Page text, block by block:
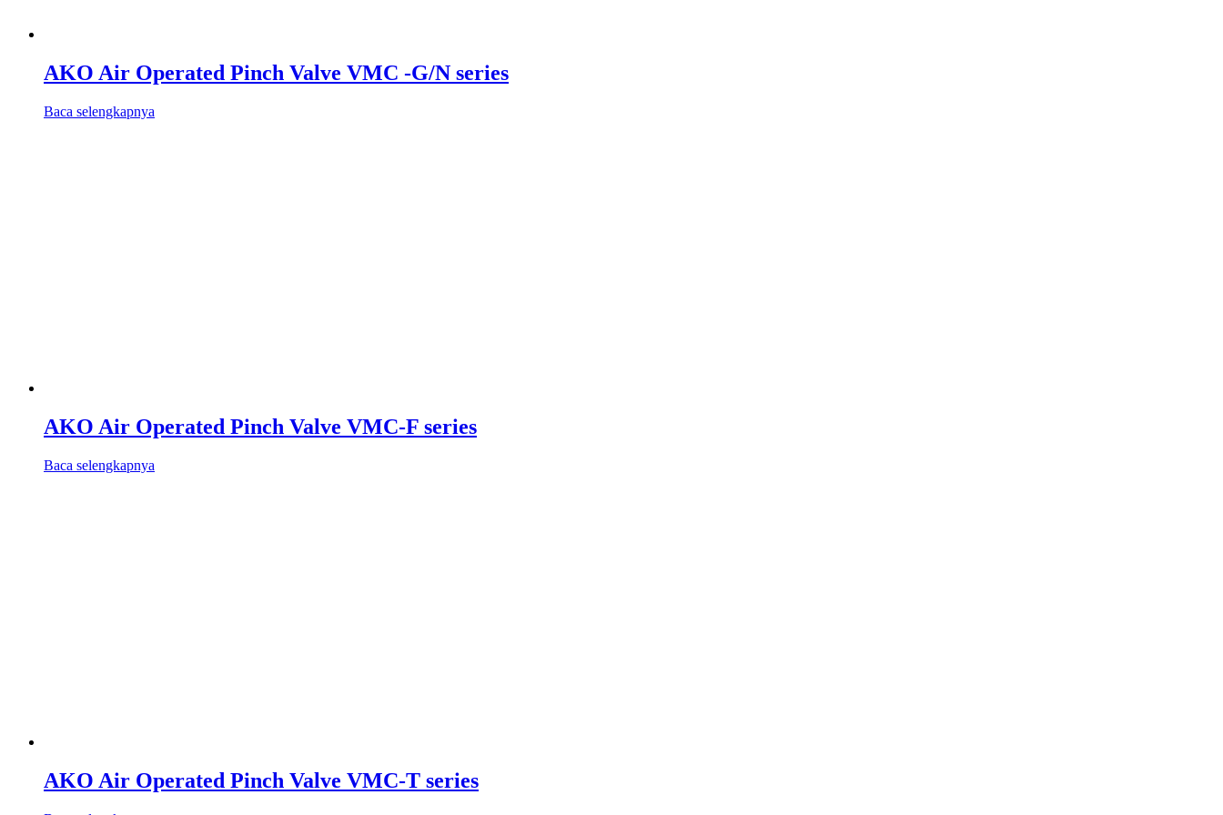
AKO Air Operated Pinch Valve VMC -G/N series
Baca selengkapnya
AKO Air Operated Pinch Valve VMC-F series
Baca selengkapnya
AKO Air Operated Pinch Valve VMC-T series